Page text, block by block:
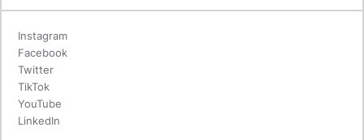
Instagram
Facebook
Twitter
TikTok
YouTube
LinkedIn